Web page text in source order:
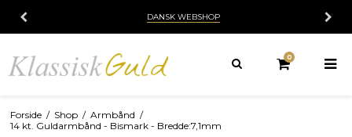
DANSK WEBSHOP
0
Forside / Shop / Armbånd /
14 kt. Guldarmbånd - Bismark - Bredde:7,1mm